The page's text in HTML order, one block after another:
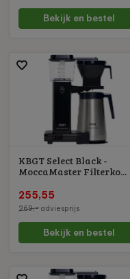
Bekijk en bestel
KBGT Select Black -
MoccaMaster Filterko...
255,55
269,- adviesprijs
Bekijk en bestel